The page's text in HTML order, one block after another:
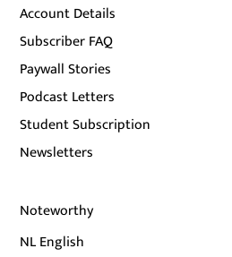
Account Details
Subscriber FAQ
Paywall Stories
Podcast Letters
Student Subscription
Newsletters
Noteworthy
NL English